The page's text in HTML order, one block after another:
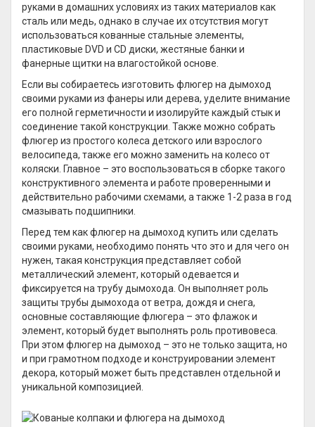
руками в домашних условиях из таких материалов как
сталь или медь, однако в случае их отсутствия могут
использоваться кованные стальные элементы,
пластиковые DVD и CD диски, жестяные банки и
фанерные щитки на влагостойкой основе.
Если вы собираетесь изготовить флюгер на дымоход
своими руками из фанеры или дерева, уделите внимание
его полной герметичности и изолируйте каждый стык и
соединение такой конструкции. Также можно собрать
флюгер из простого колеса детского или взрослого
велосипеда, также его можно заменить на колесо от
коляски. Главное – это воспользоваться в сборке такого
конструктивного элемента и работе проверенными и
действительно рабочими схемами, а также 1-2 раза в год
смазывать подшипники.
Перед тем как флюгер на дымоход купить или сделать
своими руками, необходимо понять что это и для чего он
нужен, такая конструкция представляет собой
металлический элемент, который одевается и
фиксируется на трубу дымохода. Он выполняет роль
защиты трубы дымохода от ветра, дождя и снега,
основные составляющие флюгера – это флажок и
элемент, который будет выполнять роль противовеса.
При этом флюгер на дымоход – это не только защита, но
и при грамотном подходе и конструировании элемент
декора, который может быть представлен отдельной и
уникальной композицией.